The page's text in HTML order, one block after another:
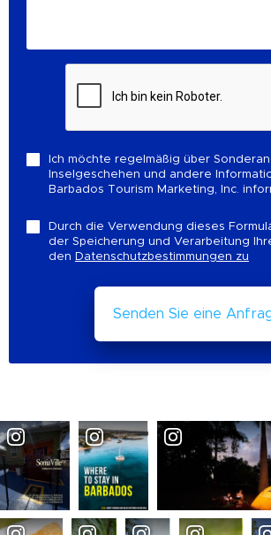
Ich möchte regelmäßig über
Inselgeschehen und andere
Barbados Tourism Marketing, Inc.
Durch die Verwendung dieses
der Speicherung und Verarbeitung
den Datenschutzbestimmungen zu